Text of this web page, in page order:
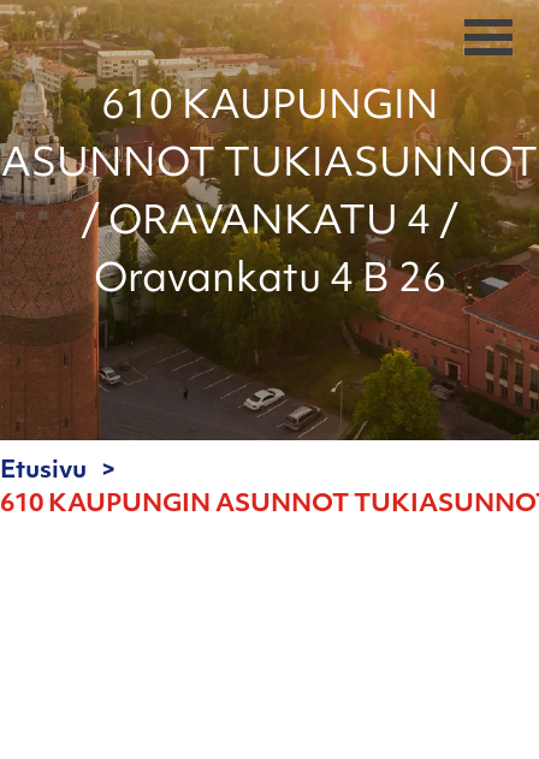
610 KAUPUNGIN
ASUNNOT TUKIASUNNOT
/ ORAVANKATU 4 /
Oravankatu 4 B 26
Etusivu
610 KAUPUNGIN ASUNNOT